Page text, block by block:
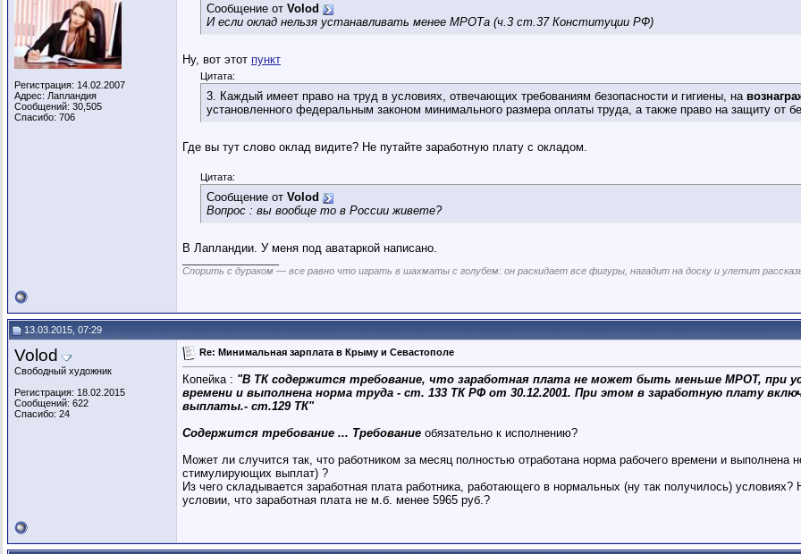
Регистрация: 14.02.2007
Адрес: Лапландия
Сообщений: 30,505
Спасибо: 706
Сообщение от Volod
И если оклад нельзя устанавливать менее МРОТа (ч.3 ст.37 Конституции РФ)
Ну, вот этот пункт
Цитата:
3. Каждый имеет право на труд в условиях, отвечающих требованиям безопасности и гигиены, на
установленного федеральным законом минимального размера оплаты труда, а также право на защиту от
Где вы тут слово оклад видите? Не путайте заработную плату с окладом.
Цитата:
Сообщение от Volod
Вопрос : вы вообще то в России живете?
В Лапландии. У меня под аватаркой написано.
Спорить с дураком — все равно что играть в шахматы с голубем: он раскидает все фигуры, нагадит на доску и улетит
13.03.2015, 07:29
Volod
Свободный художник
Регистрация: 18.02.2015
Сообщений: 622
Спасибо: 24
Re: Минимальная зарплата в Крыму и Севастополе
Копейка : "В ТК содержится требование, что заработная плата не может быть меньше МРОТ, при
времени и выполнена норма труда - ст. 133 ТК РФ от 30.12.2001. При этом в заработную плату
выплаты.- ст.129 ТК"
Содержится требование ... Требование обязательно к исполнению?
Может ли случится так, что работником за месяц полностью отработана норма рабочего времени и выполнена
стимулирующих выплат) ?
Из чего складывается заработная плата работника, работающего в нормальных (ну так получилось)
условии, что заработная плата не м.б. менее 5965 руб.?